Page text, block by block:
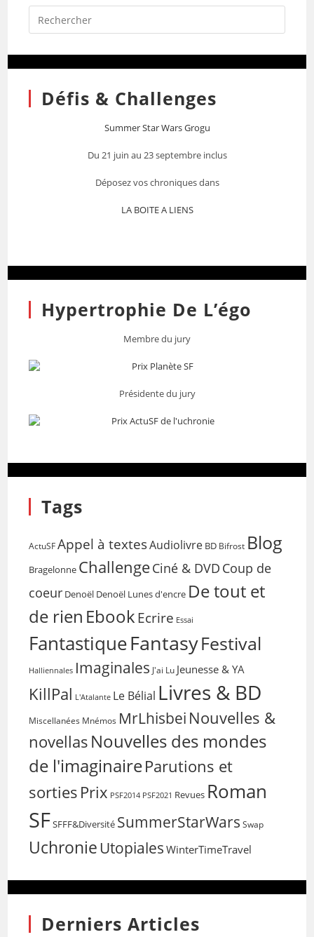
Défis & Challenges
Summer Star Wars Grogu
Du 21 juin au 23 septembre inclus
Déposez vos chroniques dans
LA BOITE A LIENS
Hypertrophie De L’égo
Membre du jury
Présidente du jury
Tags
ActuSF Appel à textesAudiolivre BD Bifrost Blog
Bragelonne ChallengeCiné & DVD Coup de
coeur Denoël Denoël Lunes d'encre De tout et
de rien EbookEcrire Essai
FantastiqueFantasyFestival
Halliennales Imaginales J'ai Lu Jeunesse & YA
KillPal L'Atalante Le Bélial Livres & BD
Miscellanées Mnémos MrLhisbei Nouvelles &
novellas Nouvelles des mondes
de l'imaginaireParutions et
sorties Prix PSF2014 PSF2021 Revues Roman
SFSFFF&Diversité SummerStarWars Swap
Uchronie Utopiales WinterTimeTravel
Derniers Articles